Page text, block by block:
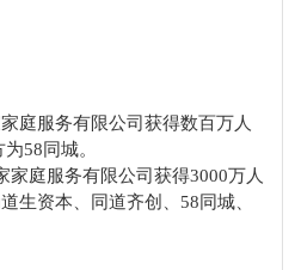
庭服务有限公司获得数百万人
58同城。
家庭服务有限公司获得3000万人
生资本、同道齐创、58同城、